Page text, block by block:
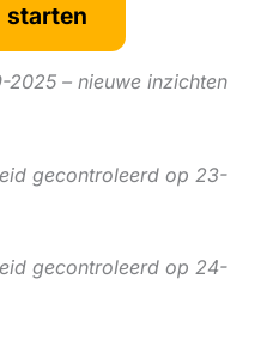
starten
– nieuwe inzichten
gecontroleerd op 23-
gecontroleerd op 24-